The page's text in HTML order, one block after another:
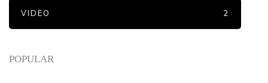
POPULAR
VIDEO 2